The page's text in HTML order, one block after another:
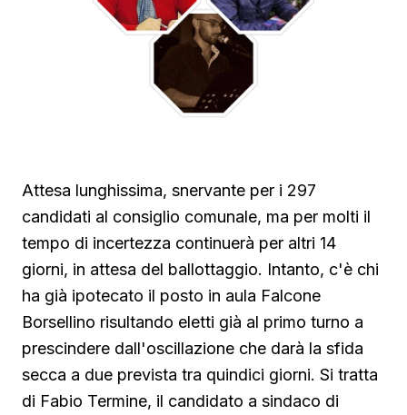
Attesa lunghissima, snervante per i 297
candidati al consiglio comunale, ma per molti il
tempo di incertezza continuerà per altri 14
giorni, in attesa del ballottaggio. Intanto, c'è chi
ha già ipotecato il posto in aula Falcone
Borsellino risultando eletti già al primo turno a
prescindere dall'oscillazione che darà la sfida
secca a due prevista tra quindici giorni. Si tratta
di Fabio Termine, il candidato a sindaco di